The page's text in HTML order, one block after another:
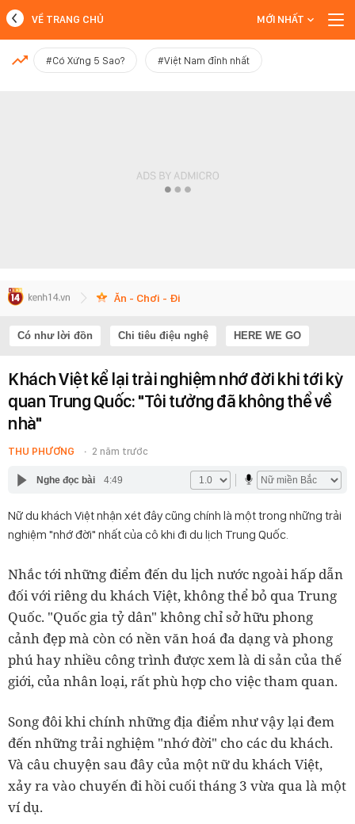
MỚI NHẤT
VỀ TRANG CHỦ MỚI NHẤT
#Có Xứng 5 Sao? #Việt Nam đỉnh nhất
Ăn - Chơi - Đi
Có như lời đồn Chi tiêu điệu nghệ HERE WE GO
Khách Việt kể lại trải nghiệm nhớ đời khi tới kỳ
quan Trung Quốc: "Tôi tưởng đã không thể về
nhà"
THU PHƯƠNG 2 năm trước
Nghe đọc bài 4:49
Nữ du khách Việt nhận xét đây cũng chính là một trong những trải
nghiệm "nhớ đời" nhất của cô khi đi du lịch Trung Quốc.
Nhắc tới những điểm đến du lịch nước ngoài hấp dẫn
đối với riêng du khách Việt, không thể bỏ qua Trung
Quốc. "Quốc gia tỷ dân" không chỉ sở hữu phong
cảnh đẹp mà còn có nền văn hoá đa dạng và phong
phú hay nhiều công trình được xem là di sản của thế
giới, của nhân loại, rất phù hợp cho việc tham quan.
Song đôi khi chính những địa điểm như vậy lại đem
đến những trải nghiệm "nhớ đời" cho các du khách.
Và câu chuyện sau đây của một nữ du khách Việt,
xảy ra vào chuyến đi hồi cuối tháng 3 vừa qua là một
ví dụ.